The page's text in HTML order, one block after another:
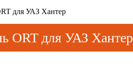
для УАЗ Хантер
ORT для УАЗ Хантер